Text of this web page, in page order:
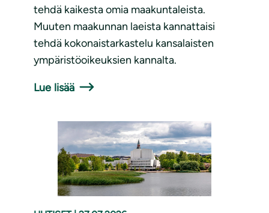
tehdä kaikesta omia maakuntaleista.
Muuten maakunnan laeista kannattaisi
tehdä kokonaistarkastelu kansalaisten
ympäristöoikeuksien kannalta.
Lue lisää